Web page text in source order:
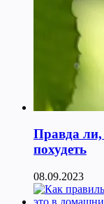
Правда ли,
похудеть
08.09.2023